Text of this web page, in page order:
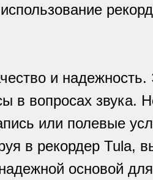
и
в вопросах звука.
или полевые
в рекордер Tula,
основой